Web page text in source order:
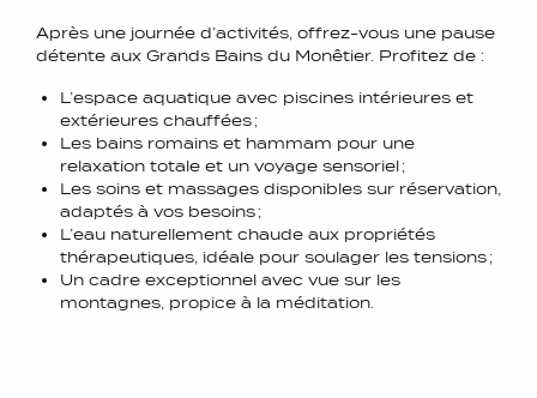
Après une journée d’activités, offrez-vous une pause
détente aux Grands Bains du Monêtier. Profitez de :
L’espace aquatique avec piscines intérieures et
extérieures chauffées ;
Les bains romains et hammam pour une
relaxation totale et un voyage sensoriel ;
Les soins et massages disponibles sur réservation,
adaptés à vos besoins ;
L’eau naturellement chaude aux propriétés
thérapeutiques, idéale pour soulager les tensions ;
Un cadre exceptionnel avec vue sur les
montagnes, propice à la méditation.